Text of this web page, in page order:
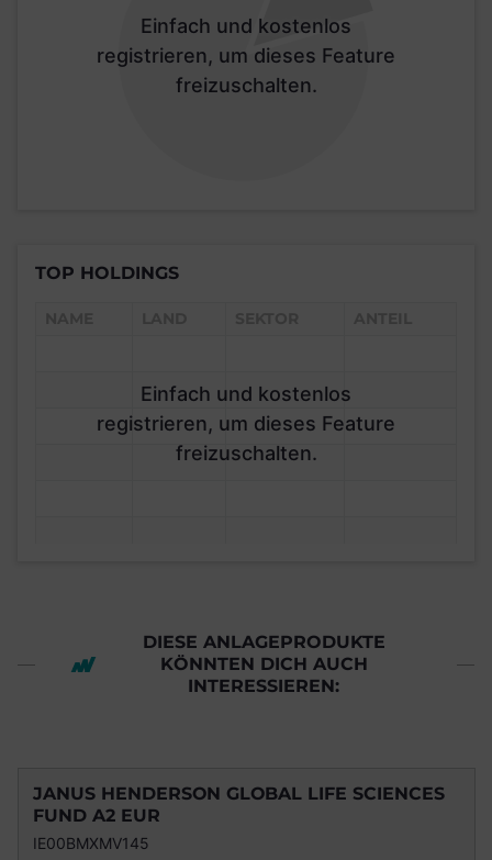
Einfach und kostenlos
registrieren, um dieses Feature
freizuschalten.
TOP HOLDINGS
Einfach und kostenlos
registrieren, um dieses Feature
freizuschalten.
DIESE ANLAGEPRODUKTE
KÖNNTEN DICH AUCH
INTERESSIEREN:
JANUS HENDERSON GLOBAL LIFE SCIENCES
FUND A2 EUR
IE00BMXMV145